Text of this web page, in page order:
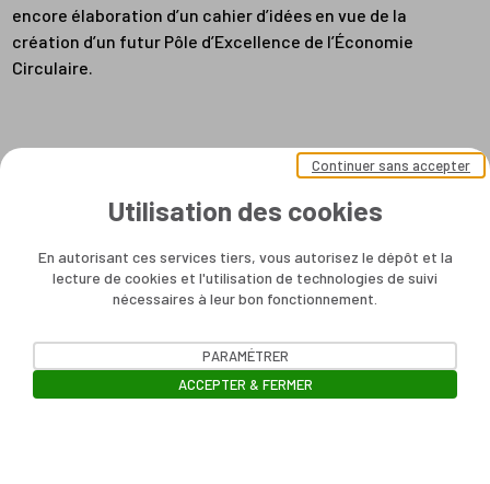
encore élaboration d’un cahier d’idées en vue de la
création d’un futur Pôle d’Excellence de l’Économie
Circulaire.
Utilisation des cookies
En autorisant ces services tiers, vous autorisez le dépôt et la
lecture de cookies et l'utilisation de technologies de suivi
nécessaires à leur bon fonctionnement.
Continuer sans accepter
PARAMÉTRER
ACCEPTER & FERMER